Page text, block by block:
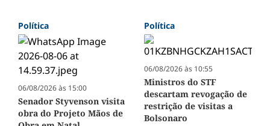
Política
06/08/2026 às 15:00
Senador Styvenson visita
obra do Projeto Mãos de
Política
06/08/2026 às 10:55
Ministros do STF
descartam revogação de
restrição de visitas a
Bolsonaro